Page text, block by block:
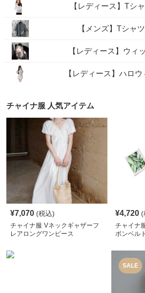
【レディース】Tシ
【メンズ】Tシャツ
【レディース】ウィ
【レディース】ハロウ
チャイナ服 人気アイテム
¥7,070 (税込)
チャイナ服 Vネックギャザーフ
レアロングワンピース
¥4,720 (
チャイナ
ボンベル
SALE